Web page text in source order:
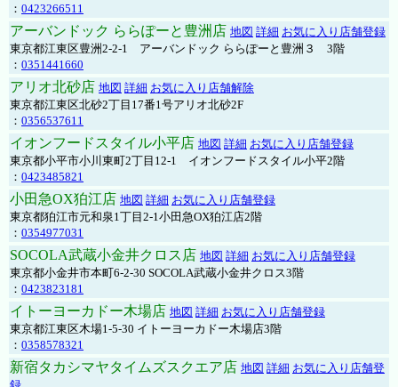
： 0423266511
アーバンドック ららぽーと豊洲店 地図 詳細 お気に入り店舗登録
東京都江東区豊洲2-2-1 アーバンドック ららぽーと豊洲３ 3階
： 0351441660
アリオ北砂店 地図 詳細 お気に入り店舗解除
東京都江東区北砂2丁目17番1号アリオ北砂2F
： 0356537611
イオンフードスタイル小平店 地図 詳細 お気に入り店舗登録
東京都小平市小川東町2丁目12-1 イオンフードスタイル小平2階
： 0423485821
小田急OX狛江店 地図 詳細 お気に入り店舗登録
東京都狛江市元和泉1丁目2-1小田急OX狛江店2階
： 0354977031
SOCOLA武蔵小金井クロス店 地図 詳細 お気に入り店舗登録
東京都小金井市本町6-2-30 SOCOLA武蔵小金井クロス3階
： 0423823181
イトーヨーカドー木場店 地図 詳細 お気に入り店舗登録
東京都江東区木場1-5-30 イトーヨーカドー木場店3階
： 0358578321
新宿タカシマヤタイムズスクエア店 地図 詳細 お気に入り店舗登